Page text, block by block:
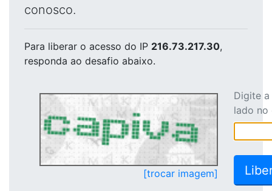
conosco.
Para liberar o acesso do IP 216.73.217.30,
responda ao desafio abaixo.
[trocar imagem]
Digite
lado no